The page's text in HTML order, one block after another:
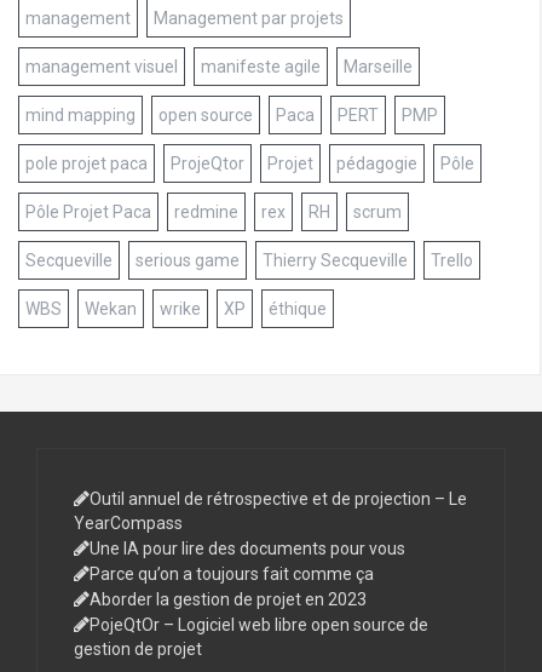
management Management par projets
management visuel manifeste agile Marseille
mind mapping open source Paca PERT PMP
pole projet paca ProjeQtor Projet pédagogie Pôle
Pôle Projet Paca redmine rex RH scrum
Secqueville serious game Thierry Secqueville Trello
WBS Wekan wrike XP éthique
Outil annuel de rétrospective et de projection – Le
YearCompass
Une IA pour lire des documents pour vous
Parce qu’on a toujours fait comme ça
Aborder la gestion de projet en 2023
PojeQtOr – Logiciel web libre open source de
gestion de projet